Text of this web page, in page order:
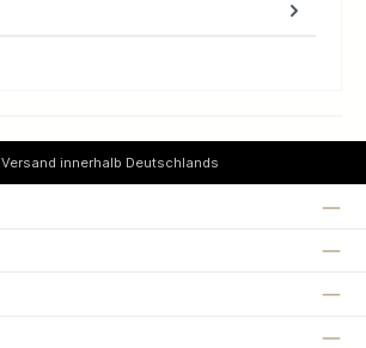
Versand innerhalb Deutschlands